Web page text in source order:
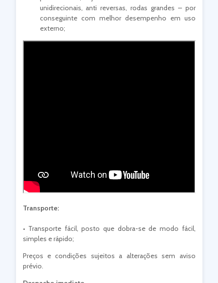
unidirecionais, anti reversas, rodas grandes – por
conseguinte com melhor desempenho em uso
externo;
Transporte:
• Transporte fácil, posto que dobra-se de modo fácil,
simples e rápido;
Preços e condições sujeitos a alterações sem aviso
prévio.